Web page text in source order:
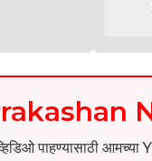
व्हिडिओ पाहण्यासाठी